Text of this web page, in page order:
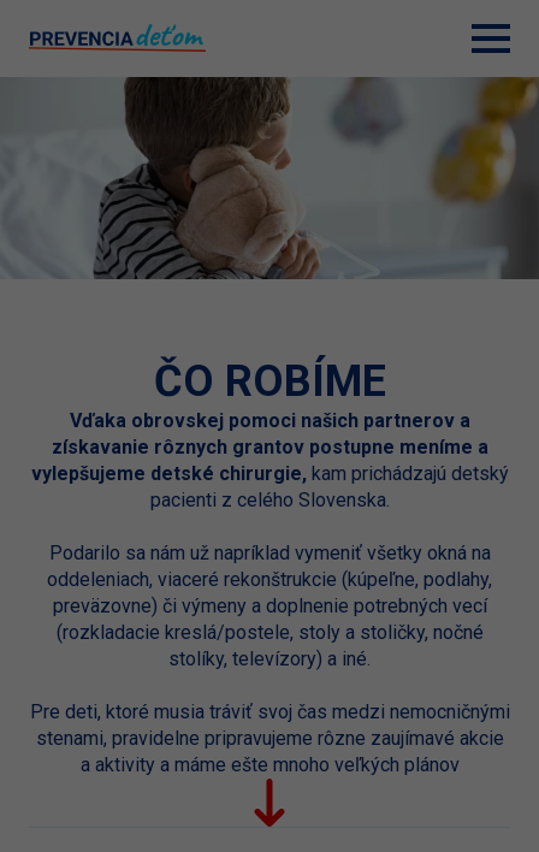
ČO ROBÍME
Vďaka obrovskej pomoci našich partnerov a
získavanie rôznych grantov postupne meníme a
vylepšujeme detské chirurgie,kam prichádzajú detský
pacienti z celého Slovenska.
Podarilo sa nám už napríklad vymeniť všetky okná na
oddeleniach, viaceré rekonštrukcie (kúpeľne, podlahy,
preväzovne) či výmeny a doplnenie potrebných vecí
(rozkladacie kreslá/postele, stoly a stoličky, nočné
stolíky, televízory) a iné.
Pre deti, ktoré musia tráviť svoj čas medzi nemocničnými
stenami, pravidelne pripravujeme rôzne zaujímavé akcie
a aktivity a máme ešte mnoho veľkých plánov